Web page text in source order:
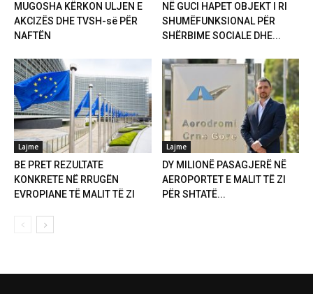
MUGOSHA KËRKON ULJEN E
AKCIZËS DHE TVSH-së PËR
NAFTËN
NË GUCI HAPET OBJEKT I RI
SHUMËFUNKSIONAL PËR
SHËRBIME SOCIALE DHE...
Lajme
BE PRET REZULTATE
KONKRETE NË RRUGËN
EVROPIANE TË MALIT TË ZI
Lajme
DY MILIONË PASAGJERË NË
AEROPORTET E MALIT TË ZI
PËR SHTATË...